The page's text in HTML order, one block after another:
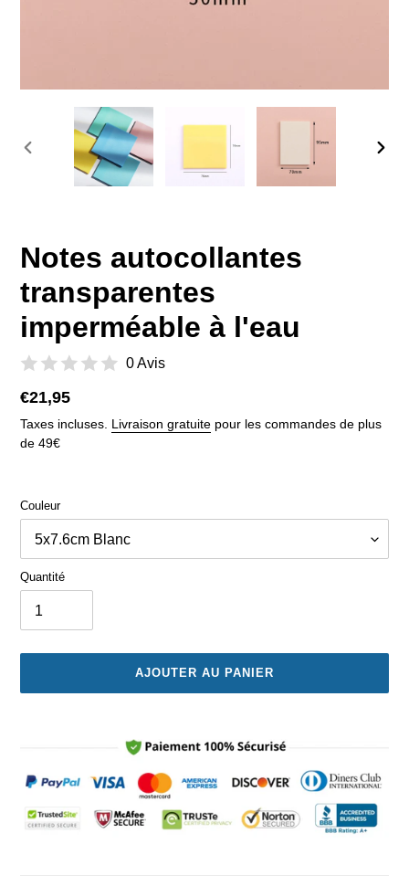
DIAPOSITIVE
PRÉCÉDENTE
Notes autocollantes
transparentes
imperméable à l'eau
0 Avis
Prix
normal
€21,95
Taxes incluses. Livraison gratuite pour les commandes de plus
de 49€
Couleur
Quantité
AJOUTER AU PANIER
à
panier